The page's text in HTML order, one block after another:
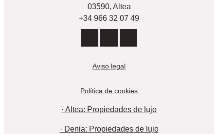
03590, Altea
+34 966 32 07 49
Aviso legal
Política de cookies
· Altea: Propiedades de lujo
· Denia: Propiedades de lujo